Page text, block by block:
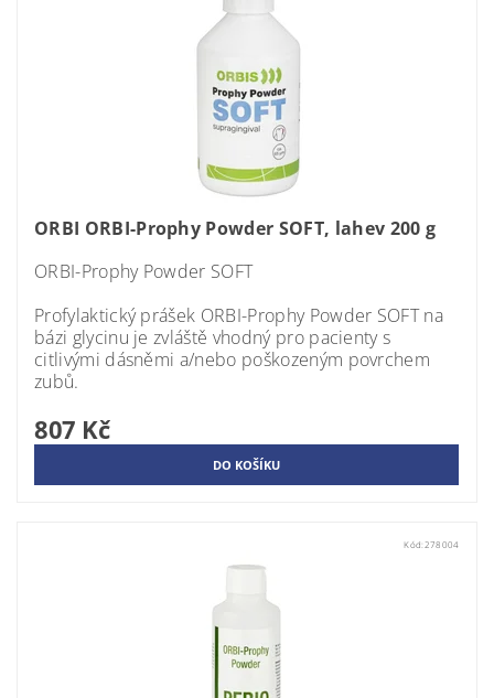
ORBI ORBI-Prophy Powder SOFT, lahev 200 g
ORBI-Prophy Powder SOFT
Profylaktický prášek ORBI-Prophy Powder SOFT na
bázi glycinu je zvláště vhodný pro pacienty s
citlivými dásněmi a/nebo poškozeným povrchem
zubů.
807 Kč
Kód: 278004